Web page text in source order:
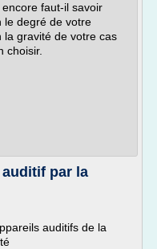
faut-il savoir
le degré de votre
la gravité de votre cas
choisir.
par la
auditifs de la